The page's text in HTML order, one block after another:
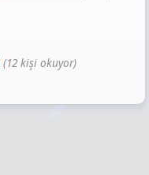
(12 kişi okuyor)